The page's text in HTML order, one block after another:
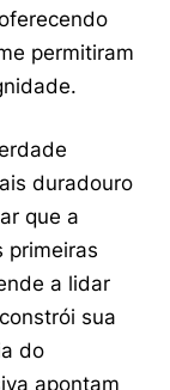
permitiram
duradouro
que a
primeiras
a lidar
sua
do
apontam